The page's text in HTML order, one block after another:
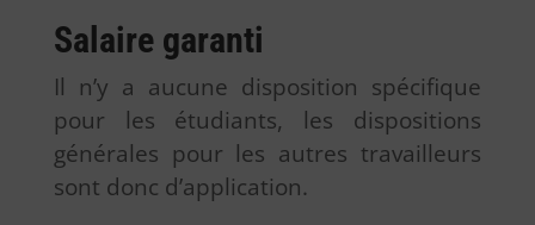
Salaire garanti
Il n’y a aucune disposition spécifique
pour les étudiants, les dispositions
générales pour les autres travailleurs
sont donc d’application.